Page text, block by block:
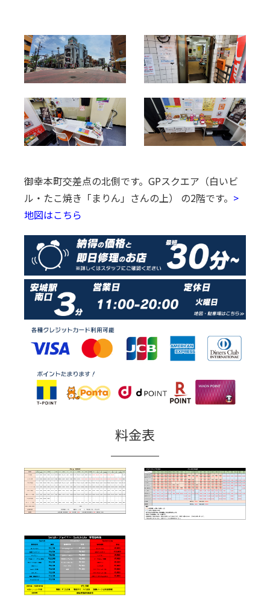
御幸本町交差点の北側です。 GPスクエア（白いビ
ル・たこ焼き「まりん」さんの上） の2階です。 >
地図はこちら
料金表